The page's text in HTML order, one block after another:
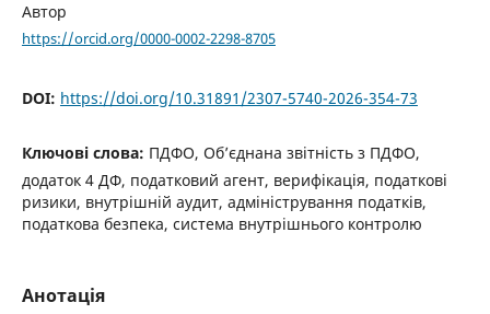
Автор
https://orcid.org/0000-0002-2298-8705
DOI: https://doi.org/10.31891/2307-5740-2026-354-73
Ключові слова: ПДФО, Об’єднана звітність з ПДФО,
додаток 4 ДФ, податковий агент, верифікація, податкові
ризики, внутрішній аудит, адміністрування податків,
податкова безпека, система внутрішнього контролю
Анотація